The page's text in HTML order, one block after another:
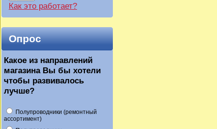
Как это работает?
Опрос
Какое из направлений
магазина Вы бы хотели
чтобы развивалось
лучше?
Полупроводники (ремонтный
ассортимент)